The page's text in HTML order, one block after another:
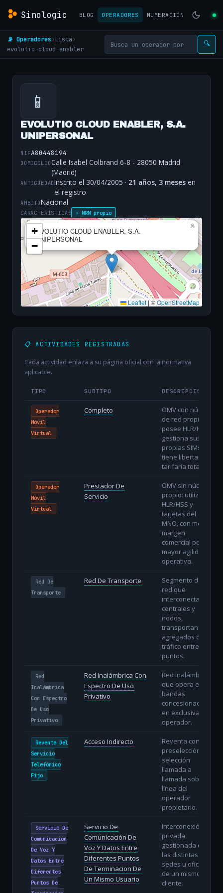
Sinologic BLOG OPERADORES NUMERACIÓN
📡 Operadores› Lista›
evolutio-cloud-enabler
🔍
📱
EVOLUTIO CLOUD ENABLER, S.A.
UNIPERSONAL
NIFA80448194
DOMICILIOCalle Isabel Colbrand 6-8 - 28050 Madrid
(Madrid)
ANTIGÜEDADInscrito el 30/04/2005 · 21 años, 3 meses en
el registro
ÁMBITONacional
CARACTERÍSTICAS ⚡ NRN propio
EVOLUTIO CLOUD ENABLER, S.A.
UNIPERSONAL
×
+
−
Leaflet |©OpenStreetMap
📋 ACTIVIDADES REGISTRADAS
Cada actividad enlaza a su página oficial con la normativa
aplicable.
TIPO SUBTIPO DESCRIPCIÓN
Operador
Móvil
Virtual
Completo
OMV con núcleo
de red propio:
posee HLR/HSS,
gestiona sus
propias SIMs y
tiene libertad
tarifaria total.
Operador
Móvil
Virtual
Prestador De
Servicio
OMV sin núcleo
propio: utiliza
HLR/HSS y
tarjetas del
MNO, con menor
margen
comercial pero
mayor agilidad
operativa.
Red De
Transporte
Red De Transporte
Segmento de
red que
interconecta
centrales y
nodos,
transportando
agregados de
tráfico entre
puntos.
Red
Inalámbrica
Con Espectro
De Uso
Privativo
Red Inalámbrica Con
Espectro De Uso
Privativo
Red inalámbrica
que opera en
bandas
concesionadas
en exclusiva al
operador.
Reventa Del
Servicio
Telefónico
Fijo
Acceso Indirecto
Reventa con
preselección o
selección
llamada a
llamada sobre la
línea del
operador
propietario.
Servicio De
Comunicación
De Voz Y
Datos Entre
Diferentes
Puntos De
Servicio De
Comunicación De
Voz Y Datos Entre
Diferentes Puntos
De Terminacion De
Un Mismo Usuario
Interconexión
privada
gestionada de
las distintas
sedes u oficinas
de un mismo
cliente.